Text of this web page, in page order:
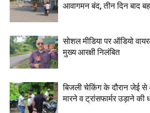
आवागमन बंद, तीन दिन बाद
सोशल मीडिया पर ऑडियो
मुख्य आरक्षी निलंबित
बिजली चेकिंग के दौरान जेई
मारने व ट्रांसफार्मर उड़ाने